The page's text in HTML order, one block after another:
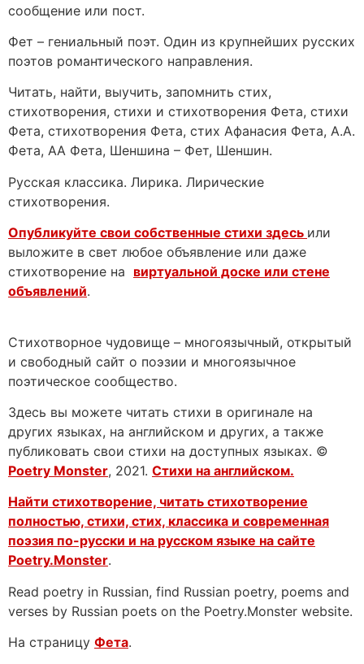
сообщение или пост.
Фет – гениальный поэт. Один из крупнейших русских
поэтов романтического направления.
Читать, найти, выучить, запомнить стих,
стихотворения, стихи и стихотворения Фета, стихи
Фета, стихотворения Фета, стих Афанасия Фета, А.А.
Фета, АА Фета, Шеншина – Фет, Шеншин.
Русская классика. Лирика. Лирические
стихотворения.
Опубликуйте свои собственные стихи здесь или
выложите в свет любое объявление или даже
стихотворение на виртуальной доске или стене
объявлений.
Стихотворное чудовище – многоязычный, открытый
и свободный сайт о поэзии и многоязычное
поэтическое сообщество.
Здесь вы можете читать стихи в оригинале на
других языках, на английском и других, а также
публиковать свои стихи на доступных языках. ©
Poetry Monster, 2021. Стихи на английском.
Найти стихотворение, читать стихотворение
полностью, стихи, стих, классика и современная
поэзия по-русски и на русском языке на сайте
Poetry.Monster.
Read poetry in Russian, find Russian poetry, poems and
verses by Russian poets on the Poetry.Monster website.
На страницу Фета.